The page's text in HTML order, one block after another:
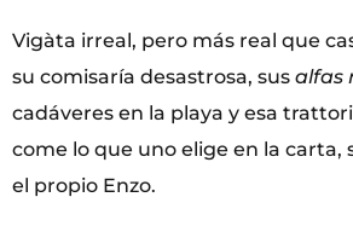
Vigàta irreal, pero más real que
su comisaría desastrosa, sus alfas
cadáveres en la playa y esa
come lo que uno elige en la carta,
el propio Enzo.